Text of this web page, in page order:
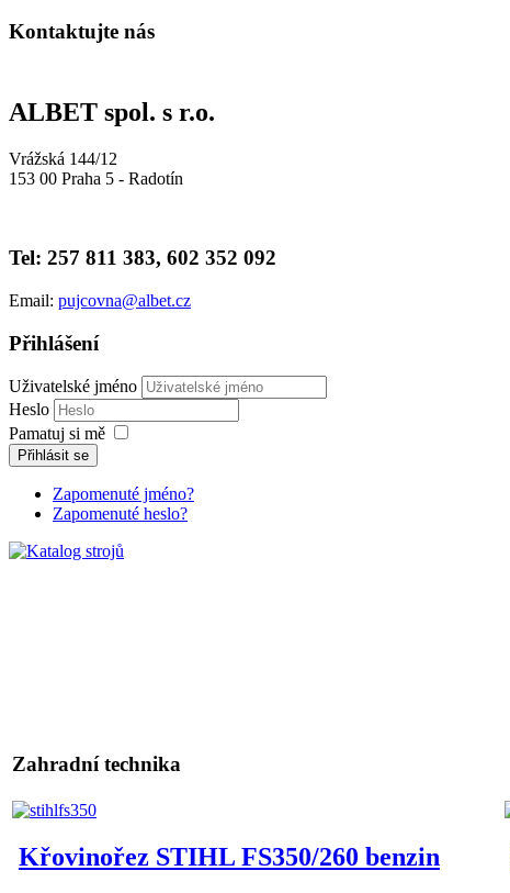
Kontaktujte nás
ALBET spol. s r.o.
Vrážská 144/12
153 00 Praha 5 - Radotín
Tel: 257 811 383, 602 352 092
Email: pujcovna@albet.cz
Přihlášení
Uživatelské jméno
Heslo
Pamatuj si mě
Přihlásit se
Zapomenuté jméno?
Zapomenuté heslo?
Zahradní technika
Křovinořez STIHL FS350/260 benzin